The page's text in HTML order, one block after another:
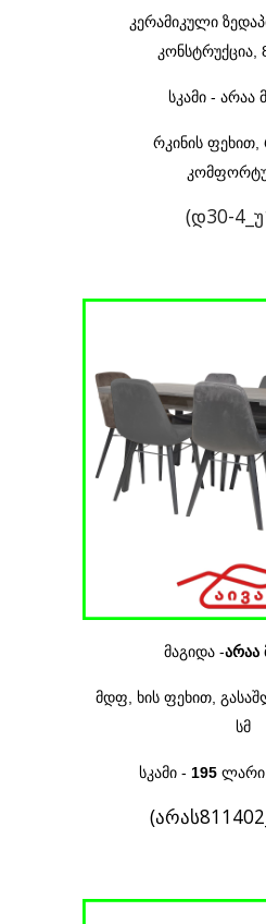
კერამიკული
კონსტრუქცია,
სკამი - არაა
რკინის
(დ30-
მაგიდა -არაა
მდფ, ხის ფეხით,
სმ
სკამი - 195